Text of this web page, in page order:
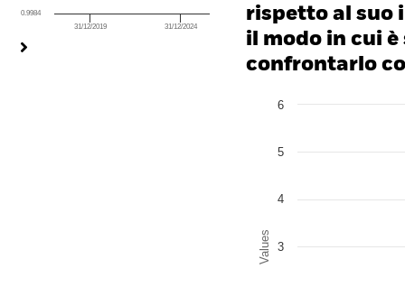
31/12/2019 31/12/2024
0.9984
rispetto al suo
il modo in cui
confrontarlo
Chart
Bar chart with 2 data
Values 3
4
5
6